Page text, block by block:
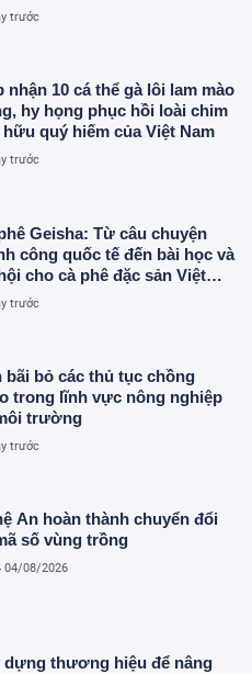
trước
nhận 10 cá thể gà lôi lam mào
hy họng phục hồi loài chim
hữu quý hiếm của Việt Nam
trước
Geisha: Từ câu chuyện
công quốc tế đến bài học và
cho cà phê đặc sản Việt
trước
bãi bỏ các thủ tục chồng
trong lĩnh vực nông nghiệp
trường
trước
An hoàn thành chuyển đổi
số vùng trồng
04/08/2026
dựng thương hiệu để nâng